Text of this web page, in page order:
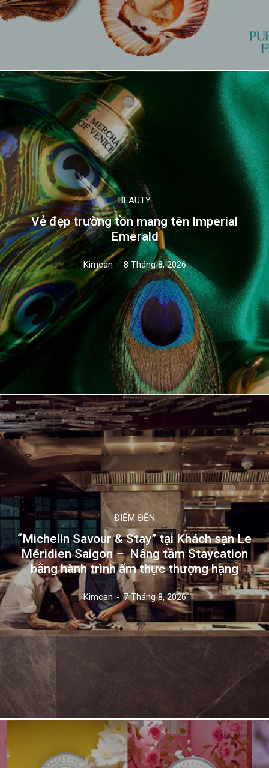
BEAUTY
Vẻ đẹp trường tồn mang tên Imperial
Emerald
Kimcan - 8 Tháng 8, 2026
ĐIỂM ĐẾN
“Michelin Savour & Stay” tại Khách sạn Le
Méridien Saigon – Nâng tầm Staycation
bằng hành trình ẩm thực thượng hạng
Kimcan - 7 Tháng 8, 2026